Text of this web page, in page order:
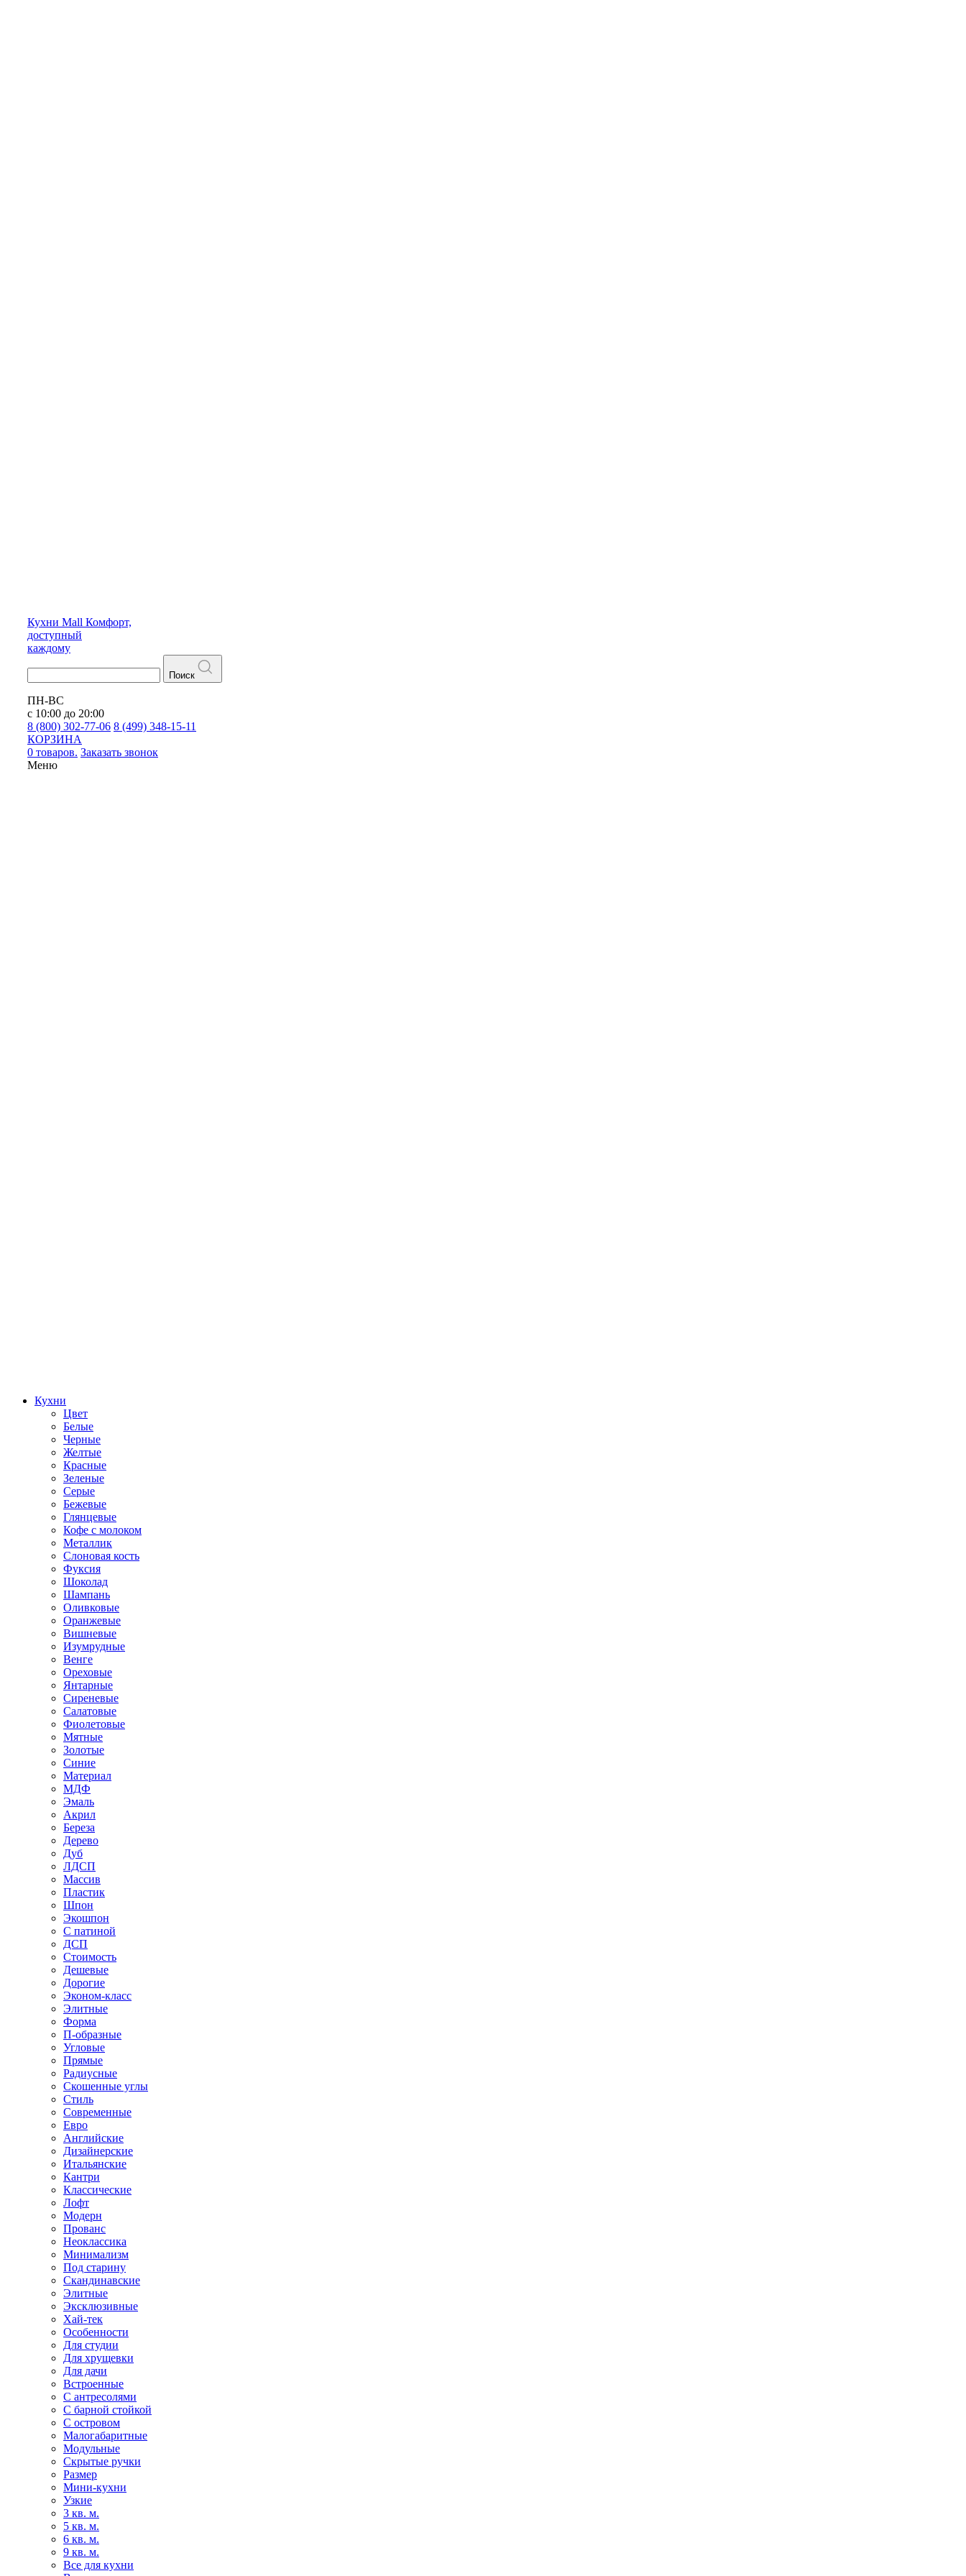
Кухни Mall Комфорт,
доступный
каждому
Поиск
ПН-ВС
с 10:00 до 20:00
8 (800) 302-77-06 8 (499) 348-15-11
КОРЗИНА
0 товаров. Заказать звонок
Меню
Кухни
Цвет
Белые
Черные
Желтые
Красные
Зеленые
Серые
Бежевые
Глянцевые
Кофе с молоком
Металлик
Слоновая кость
Фуксия
Шоколад
Шампань
Оливковые
Оранжевые
Вишневые
Изумрудные
Венге
Ореховые
Янтарные
Сиреневые
Салатовые
Фиолетовые
Мятные
Золотые
Синие
Материал
МДФ
Эмаль
Акрил
Береза
Дерево
Дуб
ЛДСП
Массив
Пластик
Шпон
Экошпон
С патиной
ДСП
Стоимость
Дешевые
Дорогие
Эконом-класс
Элитные
Форма
П-образные
Угловые
Прямые
Радиусные
Скошенные углы
Стиль
Современные
Евро
Английские
Дизайнерские
Итальянские
Кантри
Классические
Лофт
Модерн
Прованс
Неоклассика
Минимализм
Под старину
Скандинавские
Элитные
Эксклюзивные
Хай-тек
Особенности
Для студии
Для хрущевки
Для дачи
Встроенные
С антресолями
С барной стойкой
С островом
Малогабаритные
Модульные
Скрытые ручки
Размер
Мини-кухни
Узкие
3 кв. м.
5 кв. м.
6 кв. м.
9 кв. м.
Все для кухни